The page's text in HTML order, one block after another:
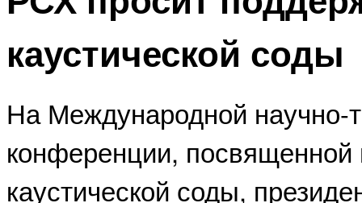
каустической соды
На Международной научно-
конференции, посвященной
каустической соды,